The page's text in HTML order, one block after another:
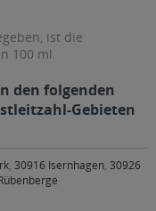
ist die
100 ml
den folgenden
Gebieten
, 30916 Isernhagen, 30926